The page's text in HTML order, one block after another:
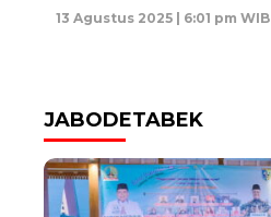
13 Agustus 2025 | 6:01 pm WIB
JABODETABEK